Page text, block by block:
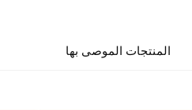
المنتجات الموصى بها